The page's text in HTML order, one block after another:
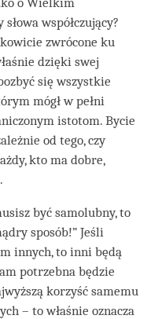
współczujący?
zwrócone ku
dzięki swej
się wszystkie
mógł w pełni
istotom. Bycie
od tego, czy
kto ma dobre,
być samolubny, to
sposób!” Jeśli
innych, to inni będą
potrzebna będzie
korzyść samemu
– to właśnie oznacza